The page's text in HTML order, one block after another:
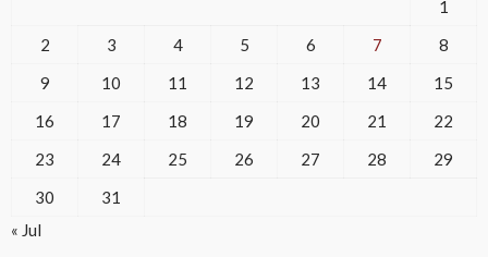
1
2
3 4 5 6 7
8
9
10 11 12 13 14
15
16
17 18 19 20 21
22
23
24 25 26 27 28
29
30
31
« Jul